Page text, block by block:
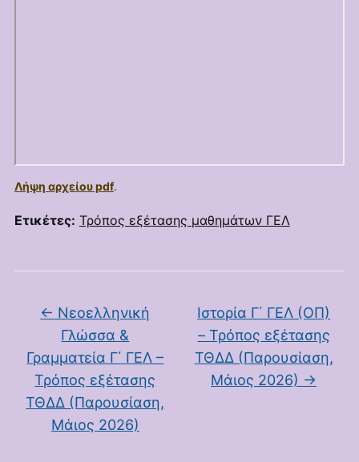
Λήψη αρχείου pdf.
Ετικέτες: Τρόπος εξέτασης μαθημάτων ΓΕΛ
← Νεοελληνική
Γλώσσα &
Γραμματεία Γ΄ ΓΕΛ –
Τρόπος εξέτασης
ΤΘΔΔ (Παρουσίαση,
Μάιος 2026)
Ιστορία Γ΄ ΓΕΛ (ΟΠ)
– Τρόπος εξέτασης
ΤΘΔΔ (Παρουσίαση,
Μάιος 2026) →